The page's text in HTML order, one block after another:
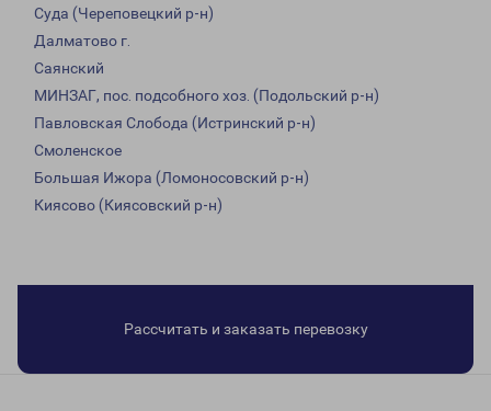
Суда (Череповецкий р-н)
Далматово г.
Саянский
МИНЗАГ, пос. подсобного хоз. (Подольский р-н)
Павловская Слобода (Истринский р-н)
Смоленское
Большая Ижора (Ломоносовский р-н)
Киясово (Киясовский р-н)
Рассчитать и заказать перевозку